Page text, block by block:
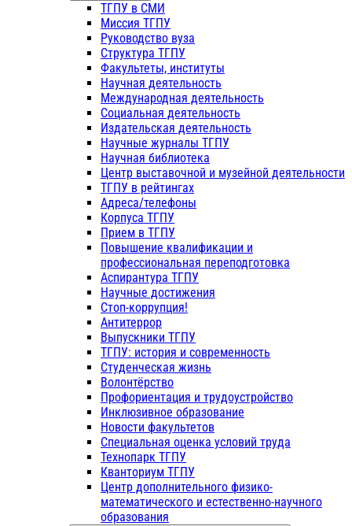
ТГПУ в СМИ
Миссия ТГПУ
Руководство вуза
Структура ТГПУ
Факультеты, институты
Научная деятельность
Международная деятельность
Социальная деятельность
Издательская деятельность
Научные журналы ТГПУ
Научная библиотека
Центр выставочной и музейной деятельности
ТГПУ в рейтингах
Адреса/телефоны
Корпуса ТГПУ
Прием в ТГПУ
Повышение квалификации и
профессиональная переподготовка
Аспирантура ТГПУ
Научные достижения
Стоп-коррупция!
Антитеррор
Выпускники ТГПУ
ТГПУ: история и современность
Студенческая жизнь
Волонтёрство
Профориентация и трудоустройство
Инклюзивное образование
Новости факультетов
Специальная оценка условий труда
Технопарк ТГПУ
Кванториум ТГПУ
Центр дополнительного физико-
математического и естественно-научного
образования